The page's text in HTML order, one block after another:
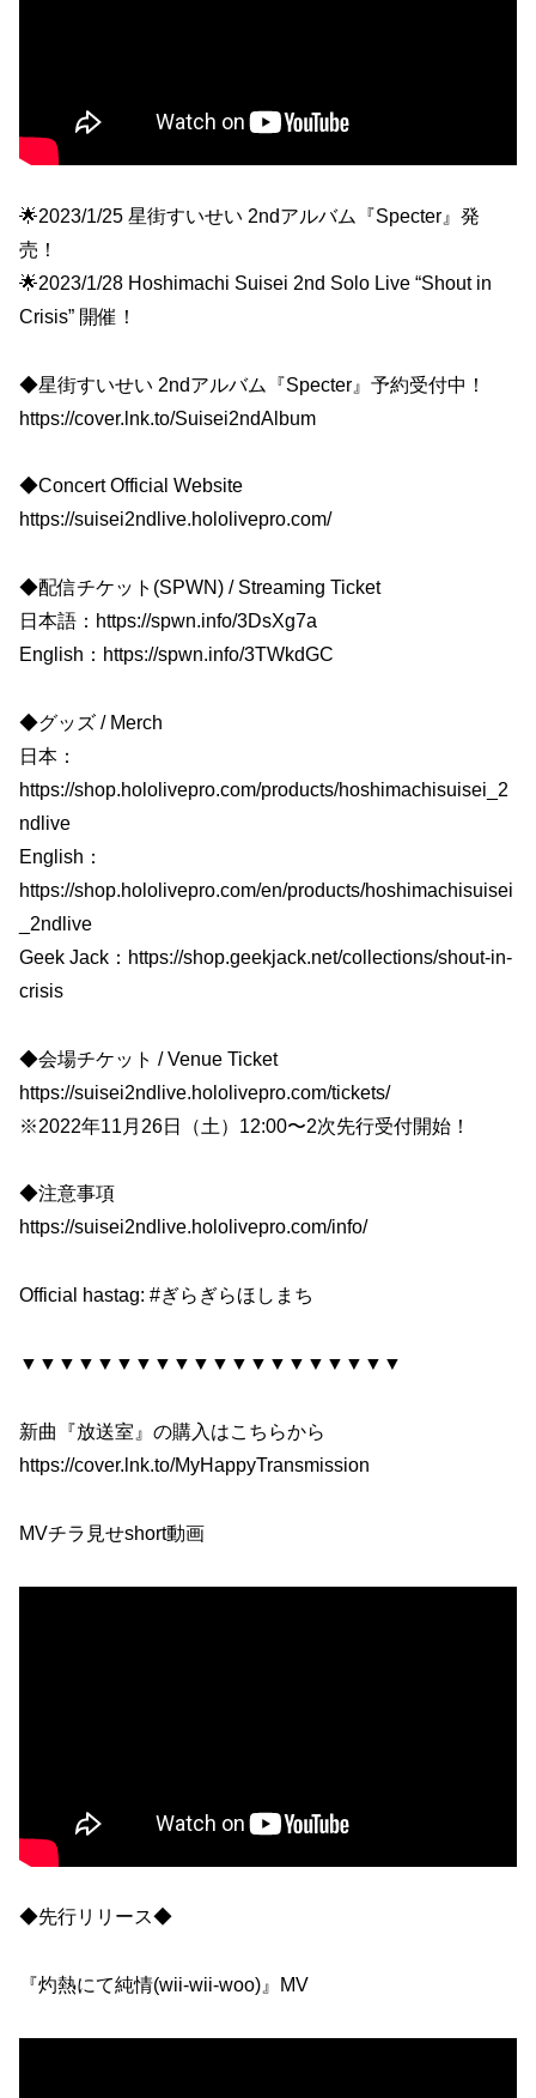
🌟2023/1/25 星街すいせい 2ndアルバム『Specter』発
売！
🌟2023/1/28 Hoshimachi Suisei 2nd Solo Live “Shout in
Crisis” 開催！
◆星街すいせい 2ndアルバム『Specter』予約受付中！
https://cover.lnk.to/Suisei2ndAlbum
◆Concert Official Website
https://suisei2ndlive.hololivepro.com/
◆配信チケット(SPWN) / Streaming Ticket
日本語：https://spwn.info/3DsXg7a
English：https://spwn.info/3TWkdGC
◆グッズ / Merch
日本：
https://shop.hololivepro.com/products/hoshimachisuisei_2
ndlive
English：
https://shop.hololivepro.com/en/products/hoshimachisuisei
_2ndlive
Geek Jack：https://shop.geekjack.net/collections/shout-in-
crisis
◆会場チケット / Venue Ticket
https://suisei2ndlive.hololivepro.com/tickets/
※2022年11月26日（土）12:00〜2次先行受付開始！
◆注意事項
https://suisei2ndlive.hololivepro.com/info/
Official hastag: #ぎらぎらほしまち
▼▼▼▼▼▼▼▼▼▼▼▼▼▼▼▼▼▼▼▼
新曲『放送室』の購入はこちらから
https://cover.lnk.to/MyHappyTransmission
MVチラ見せshort動画
◆先行リリース◆
『灼熱にて純情(wii-wii-woo)』MV